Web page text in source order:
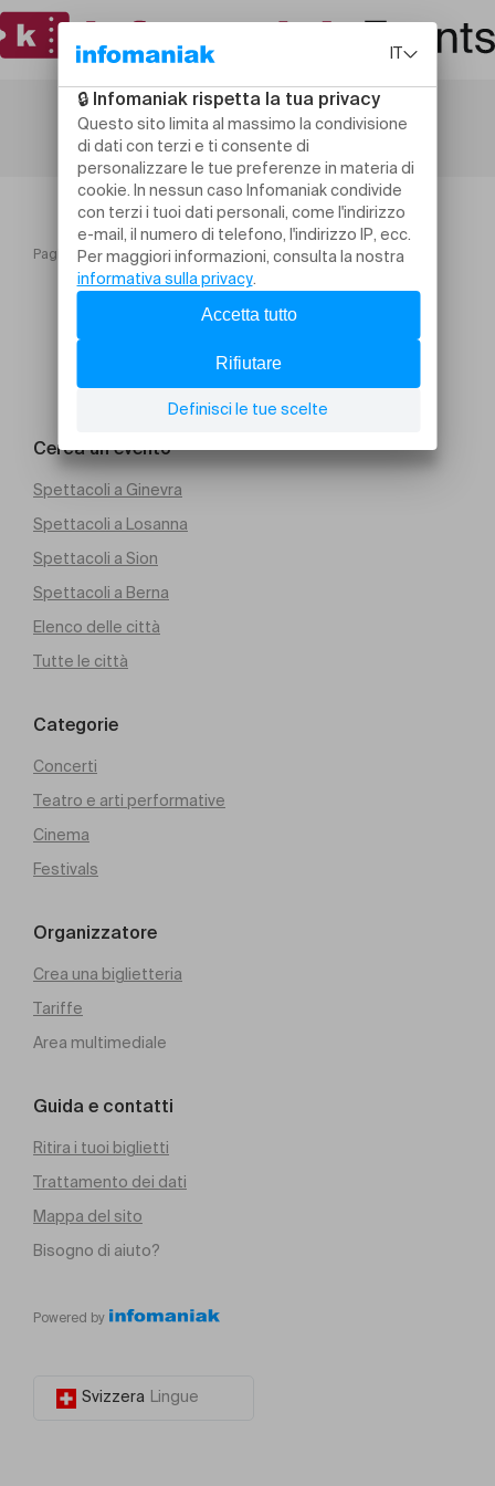
Pagina iniziale Théâtre des Osses 2425
Cerca un evento
Spettacoli a Ginevra
Spettacoli a Losanna
Spettacoli a Sion
Spettacoli a Berna
Elenco delle città
Tutte le città
Categorie
Concerti
Teatro e arti performative
Cinema
Festivals
Organizzatore
Crea una biglietteria
Tariffe
Area multimediale
Guida e contatti
Ritira i tuoi biglietti
Trattamento dei dati
Mappa del sito
Bisogno di aiuto?
Powered by
Svizzera Lingue